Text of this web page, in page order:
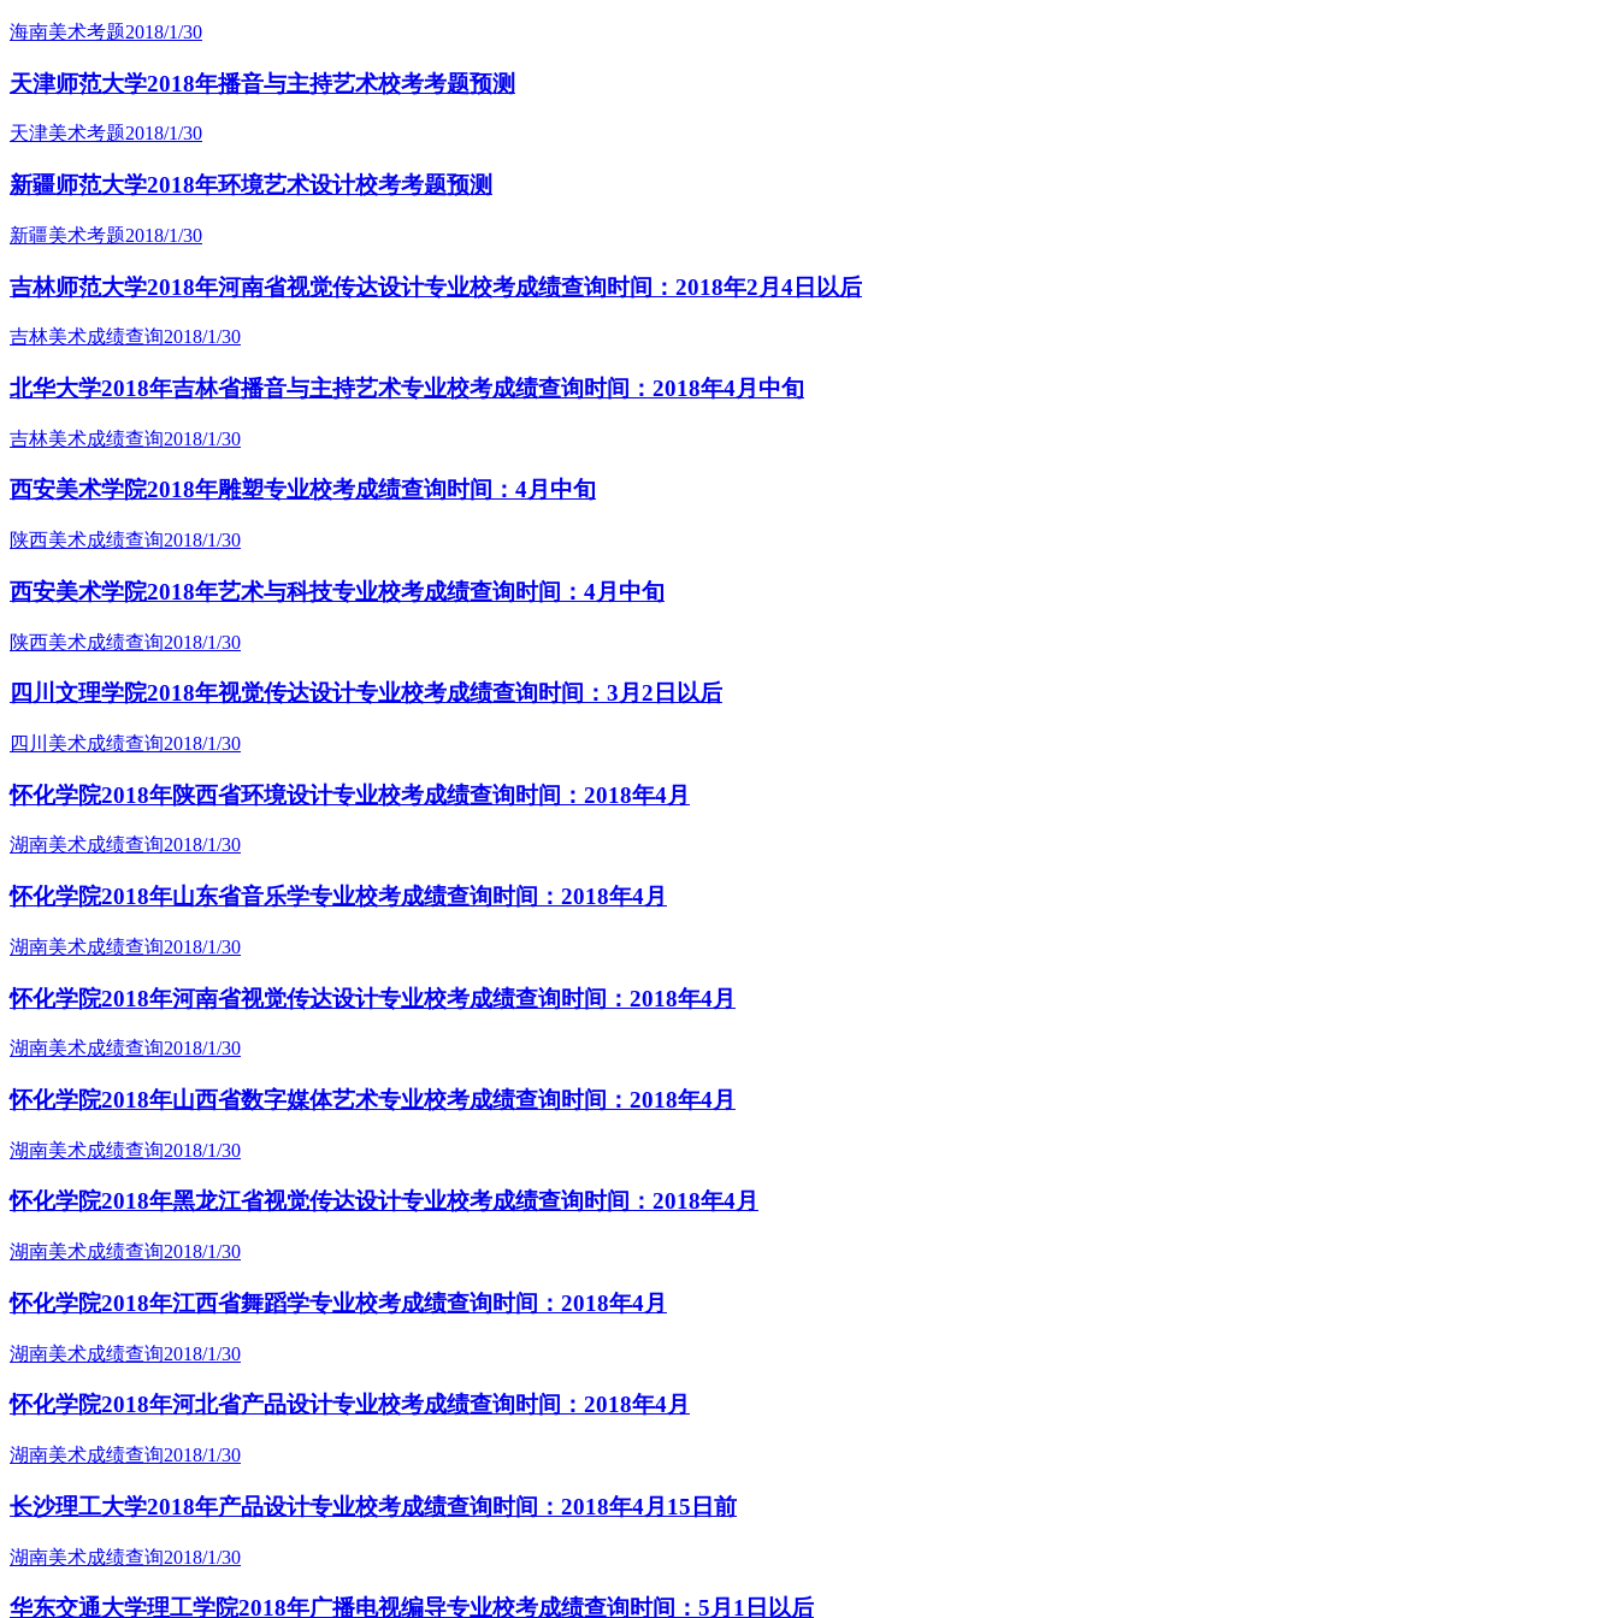
海南美术考题2018/1/30
天津师范大学2018年播音与主持艺术校考考题预测
天津美术考题2018/1/30
新疆师范大学2018年环境艺术设计校考考题预测
新疆美术考题2018/1/30
吉林师范大学2018年河南省视觉传达设计专业校考成绩查询时间：2018年2月4日以后
吉林美术成绩查询2018/1/30
北华大学2018年吉林省播音与主持艺术专业校考成绩查询时间：2018年4月中旬
吉林美术成绩查询2018/1/30
西安美术学院2018年雕塑专业校考成绩查询时间：4月中旬
陕西美术成绩查询2018/1/30
西安美术学院2018年艺术与科技专业校考成绩查询时间：4月中旬
陕西美术成绩查询2018/1/30
四川文理学院2018年视觉传达设计专业校考成绩查询时间：3月2日以后
四川美术成绩查询2018/1/30
怀化学院2018年陕西省环境设计专业校考成绩查询时间：2018年4月
湖南美术成绩查询2018/1/30
怀化学院2018年山东省音乐学专业校考成绩查询时间：2018年4月
湖南美术成绩查询2018/1/30
怀化学院2018年河南省视觉传达设计专业校考成绩查询时间：2018年4月
湖南美术成绩查询2018/1/30
怀化学院2018年山西省数字媒体艺术专业校考成绩查询时间：2018年4月
湖南美术成绩查询2018/1/30
怀化学院2018年黑龙江省视觉传达设计专业校考成绩查询时间：2018年4月
湖南美术成绩查询2018/1/30
怀化学院2018年江西省舞蹈学专业校考成绩查询时间：2018年4月
湖南美术成绩查询2018/1/30
怀化学院2018年河北省产品设计专业校考成绩查询时间：2018年4月
湖南美术成绩查询2018/1/30
长沙理工大学2018年产品设计专业校考成绩查询时间：2018年4月15日前
湖南美术成绩查询2018/1/30
华东交通大学理工学院2018年广播电视编导专业校考成绩查询时间：5月1日以后